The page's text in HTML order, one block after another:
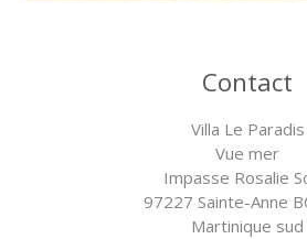
Contact
Villa Le Paradis
Vue mer
Impasse Rosalie
97227 Sainte-Anne
Martinique sud